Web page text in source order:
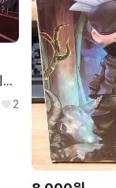
Real 나노야 vs 쵸소우 레진 주술회전 레진 피규어
2